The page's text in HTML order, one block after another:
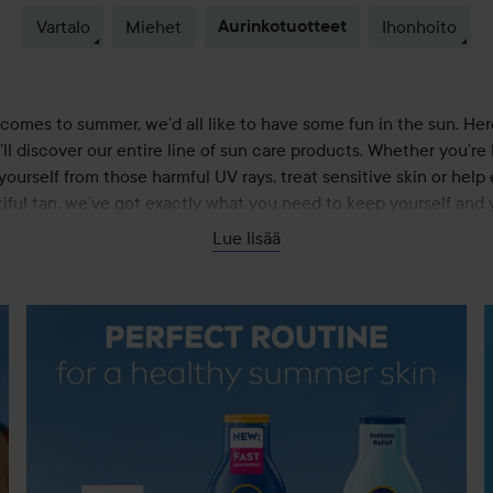
Vartalo Miehet Aurinkotuotteet Ihonhoito
to summer, we’d all like to have some fun in the sun.
discover our entire line of sun care products. Whether
from those harmful UV rays, treat sensitive skin or help
tan, we’ve got exactly what you need to keep yourself and
and comfortable in the sun, whatever the time of year. Browse
of NIVEA sun care products and find what you need to take
won’t be disappointed.
Lue lisää